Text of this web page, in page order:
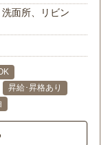
面所、リビン
昇給･昇格あり